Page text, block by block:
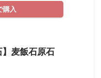
購入
麦飯石原石